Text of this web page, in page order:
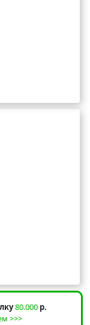
80.000 р.
>>>